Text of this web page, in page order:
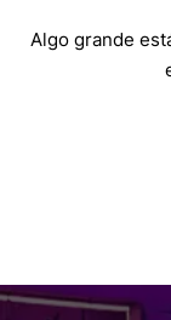
Algo grande